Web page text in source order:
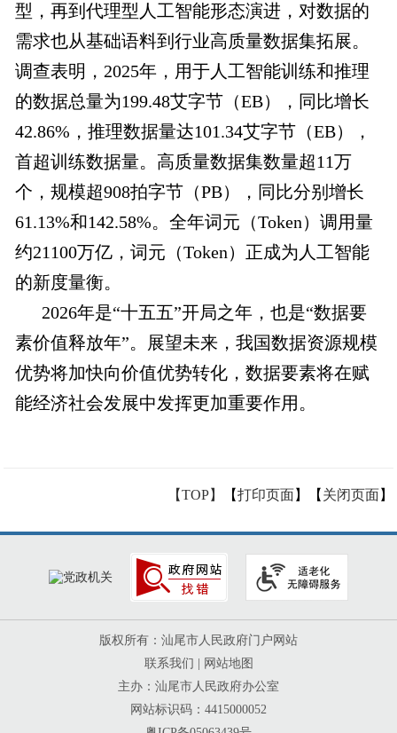
型，再到代理型人工智能形态演进，对数据的
需求也从基础语料到行业高质量数据集拓展。
调查表明，2025年，用于人工智能训练和推理
的数据总量为199.48艾字节（EB），同比增长
42.86%，推理数据量达101.34艾字节（EB），
首超训练数据量。高质量数据集数量超11万
个，规模超908拍字节（PB），同比分别增长
61.13%和142.58%。全年词元（Token）调用量
约21100万亿，词元（Token）正成为人工智能
的新度量衡。
2026年是“十五五”开局之年，也是“数据要
素价值释放年”。展望未来，我国数据资源规模
优势将加快向价值优势转化，数据要素将在赋
能经济社会发展中发挥更加重要作用。
【TOP】 【打印页面】【 关闭页面】
版权所有：汕尾市人民政府门户网站
联系我们
网站地图
主办：汕尾市人民政府办公室
网站标识码：4415000052